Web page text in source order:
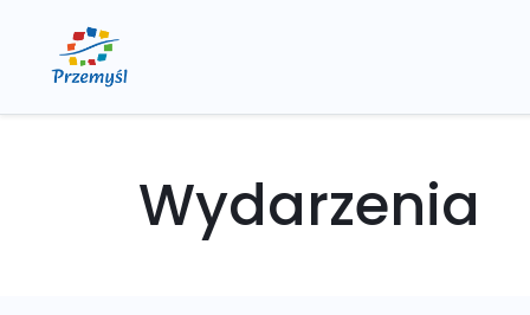
Wydarzenia